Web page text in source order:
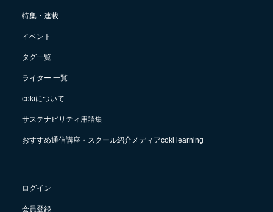
特集・連載
イベント
タグ一覧
ライター 一覧
cokiについて
サステナビリティ用語集
おすすめ通信講座・スクール紹介メディアcoki learning
ログイン
会員登録